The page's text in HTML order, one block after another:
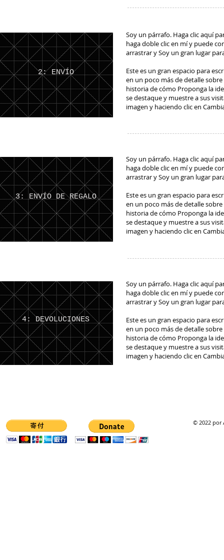
2: ENVÍO
Soy un párrafo. Haga clic aquí
haga doble clic en mí y puede
arrastrar y Soy un gran lugar
Este es un gran espacio para
en un poco más de detalle
historia de cómo Proponga la
se destaque y muestre a sus
imagen y haciendo clic en
3: ENVÍO DE REGALO
Soy un párrafo. Haga clic aquí
haga doble clic en mí y puede
arrastrar y Soy un gran lugar
Este es un gran espacio para
en un poco más de detalle
historia de cómo Proponga la
se destaque y muestre a sus
imagen y haciendo clic en
4: DEVOLUCIONES
Soy un párrafo. Haga clic aquí
haga doble clic en mí y puede
arrastrar y Soy un gran lugar
Este es un gran espacio para
en un poco más de detalle
historia de cómo Proponga la
se destaque y muestre a sus
imagen y haciendo clic en
© 2022 por